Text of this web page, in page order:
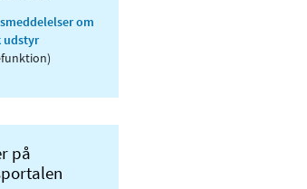
om
udstyr
på